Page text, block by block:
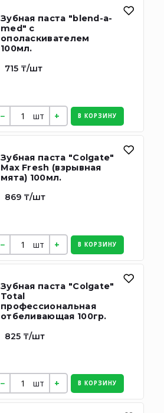
Зубная паста "blend-a-
med" с
ополаскивателем
100мл.
715 ₸/шт
шт В КОРЗИНУ
Зубная паста "Colgate"
Max Fresh (взрывная
мята) 100мл.
869 ₸/шт
шт В КОРЗИНУ
Зубная паста "Colgate"
Total
профессиональная
отбеливающая 100гр.
825 ₸/шт
шт В КОРЗИНУ